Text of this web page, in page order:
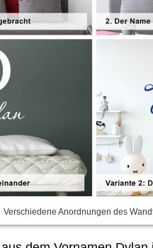
Verschiedene Anordnungen des